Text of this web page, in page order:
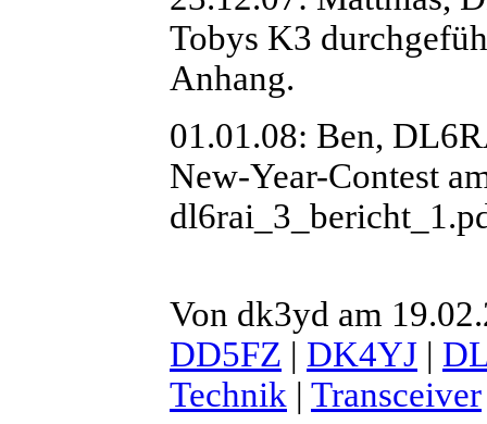
Tobys K3
Anhang.
01.01.08: Ben,
New-Year-Contest
Von dk3yd am
DD5FZ | DK4YJ |
Technik | Transceiver